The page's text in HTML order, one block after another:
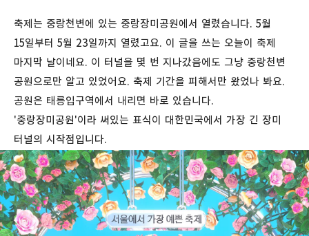
축제는 중랑천변에 있는 중랑장미공원에서 열렸습니다. 5월
15일부터 5월 23일까지 열렸고요. 이 글을 쓰는 오늘이 축제
마지막 날이네요. 이 터널을 몇 번 지나갔음에도 그냥 중랑천변
공원으로만 알고 있었어요. 축제 기간을 피해서만 왔었나 봐요.
공원은 태릉입구역에서 내리면 바로 있습니다.
'중랑장미공원'이라 써있는 표식이 대한민국에서 가장 긴 장미
터널의 시작점입니다.